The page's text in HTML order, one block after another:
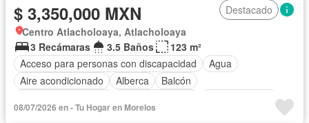
$ 3,350,000 MXN
Destacado
Centro Atlacholoaya, Atlacholoaya
3 Recámaras
3.5 Baños
123 m²
Acceso para personas con discapacidad
Agua
Aire acondicionado
Alberca
Balcón
Estacionamiento
Jardín
Recámara con closet
08/07/2026 en - Tu Hogar en Morelos